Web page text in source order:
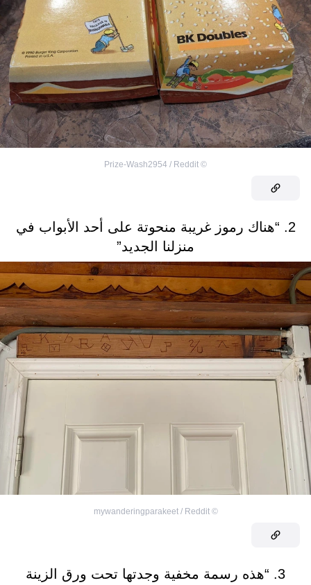
©
Prize-Wash2954 / Reddit
2. “هناك رموز غريبة منحوتة على أحد الأبواب في
منزلنا الجديد”
©
mywanderingparakeet / Reddit
3. “هذه رسمة مخفية وجدتها تحت ورق الزينة